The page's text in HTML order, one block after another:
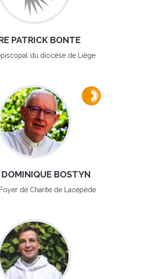
PATRICK BONTE
du diocèse de Liège
DOMINIQUE BOSTYN
de Charité de Lacépède